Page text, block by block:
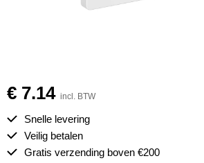
€ 7.14 incl. BTW
Snelle levering
Veilig betalen
Gratis verzending boven €200